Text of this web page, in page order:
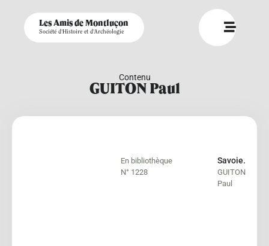
Les Amis de Montluçon
Société d'Histoire et d'Archéologie
Contenu
GUITON Paul
En bibliothèque
N° 1228
Savoie.
GUITON
Paul